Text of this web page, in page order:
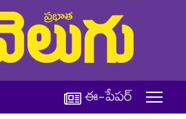
ఈ-పేపర్